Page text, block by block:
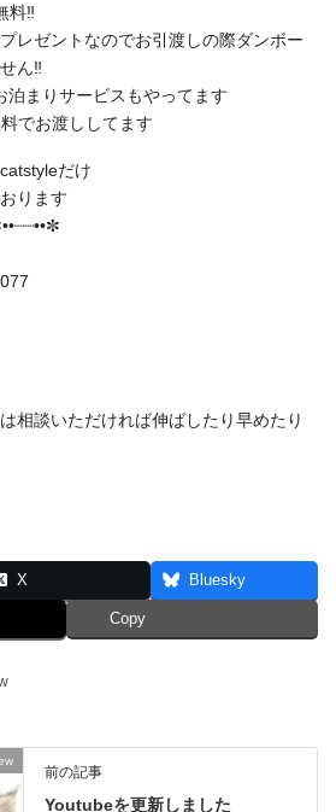
料‼️
レゼントなのでお引渡しの際ダンボー
ん‼️
泊まりサービスもやってます
でお渡ししてます
だけ
ります
相談いただければ伸ばしたり早めたり
X Bluesky
Copy
前の記事
Youtubeを更新しました